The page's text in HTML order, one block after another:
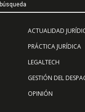
ACTUALIDAD
PRÁCTICA JURÍDICA
LEGALTECH
GESTIÓN DEL
OPINIÓN